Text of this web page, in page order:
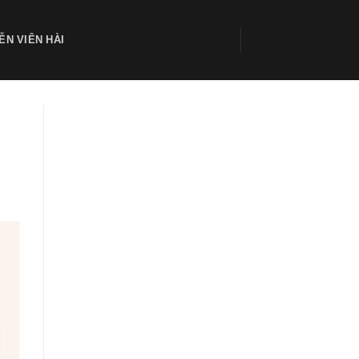
VIÊN HÀI